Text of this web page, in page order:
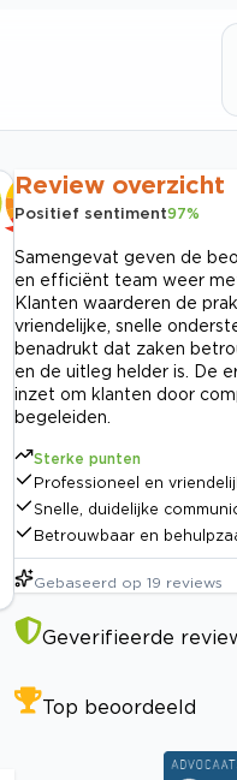
Review overzicht
Positief sentiment97%
Samengevat geven de
en efficiënt team weer
Klanten waarderen de
vriendelijke, snelle
benadrukt dat zaken
en de uitleg helder is. De
inzet om klanten door
begeleiden.
Sterke punten
Professioneel en
Snelle, duidelijke
Betrouwbaar en
Gebaseerd op 19 reviews
Geverifieerde
Top beoordeeld